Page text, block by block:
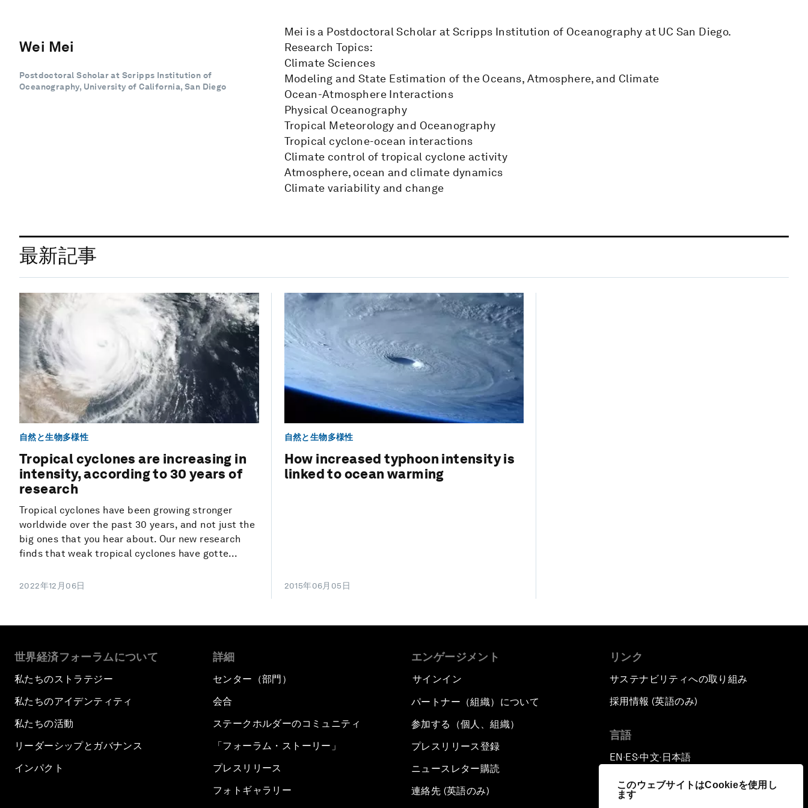
このウェブサイトはCookieを使用し
ます
Wei Mei
Postdoctoral Scholar at Scripps Institution of
Oceanography, University of California, San Diego
Mei is a Postdoctoral Scholar at Scripps Institution of Oceanography at UC San Diego.
Research Topics:
Climate Sciences
Modeling and State Estimation of the Oceans, Atmosphere, and Climate
Ocean-Atmosphere Interactions
Physical Oceanography
Tropical Meteorology and Oceanography
Tropical cyclone-ocean interactions
Climate control of tropical cyclone activity
Atmosphere, ocean and climate dynamics
Climate variability and change
最新記事
自然と生物多様性
Tropical cyclones are increasing in
intensity, according to 30 years of
research
Tropical cyclones have been growing stronger
worldwide over the past 30 years, and not just the
big ones that you hear about. Our new research
finds that weak tropical cyclones have gotte...
2022年12月06日
自然と生物多様性
How increased typhoon intensity is
linked to ocean warming
2015年06月05日
世界経済フォーラムについて
私たちのストラテジー
私たちのアイデンティティ
私たちの活動
リーダーシップとガバナンス
インパクト
詳細
センター（部門）
会合
ステークホルダーのコミュニティ
「フォーラム・ストーリー」
プレスリリース
フォトギャラリー
エンゲージメント
サインイン
パートナー（組織）について
参加する（個人、組織）
プレスリリース登録
ニュースレター購読
連絡先 (英語のみ)
リンク
サステナビリティへの取り組み
採用情報 (英語のみ)
言語
EN ▪ ES▪中文▪ 日本語